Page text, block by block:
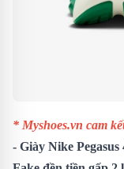
* Myshoes.vn cam
- Giày Nike Pegasus